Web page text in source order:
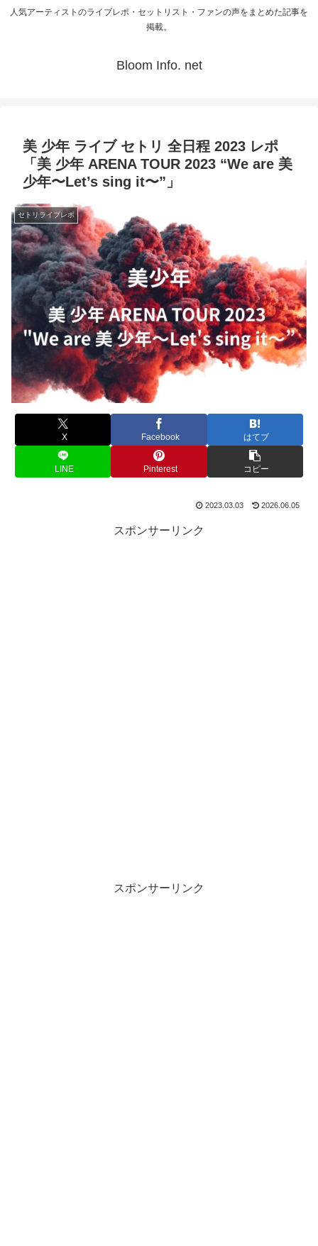
人気アーティストのライブレポ・セットリスト・ファンの声をまとめた記事を
掲載。
Bloom Info. net
美 少年 ライブ セトリ 全日程 2023 レポ
「美 少年 ARENA TOUR 2023 “We are 美
少年〜Let’s sing it〜”」
セトリライブレポ
X Facebook はてブ
LINE Pinterest コピー
2023.03.03 2026.06.05
スポンサーリンク
スポンサーリンク